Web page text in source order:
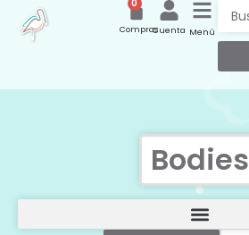
Menú
Cuenta
0
Compras
Bodies